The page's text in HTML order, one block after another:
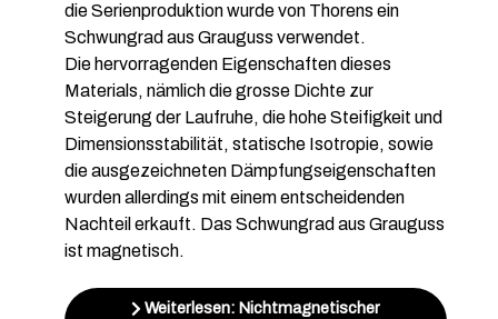
die Serienproduktion wurde von Thorens ein
Schwungrad aus Grauguss verwendet.
Die hervorragenden Eigenschaften dieses
Materials, nämlich die grosse Dichte zur
Steigerung der Laufruhe, die hohe Steifigkeit und
Dimensionsstabilität, statische Isotropie, sowie
die ausgezeichneten Dämpfungseigenschaften
wurden allerdings mit einem entscheidenden
Nachteil erkauft. Das Schwungrad aus Grauguss
ist magnetisch.
Weiterlesen: Nichtmagnetischer